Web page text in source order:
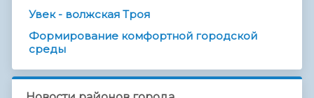
Увек - волжская Троя
Формирование комфортной городской
среды